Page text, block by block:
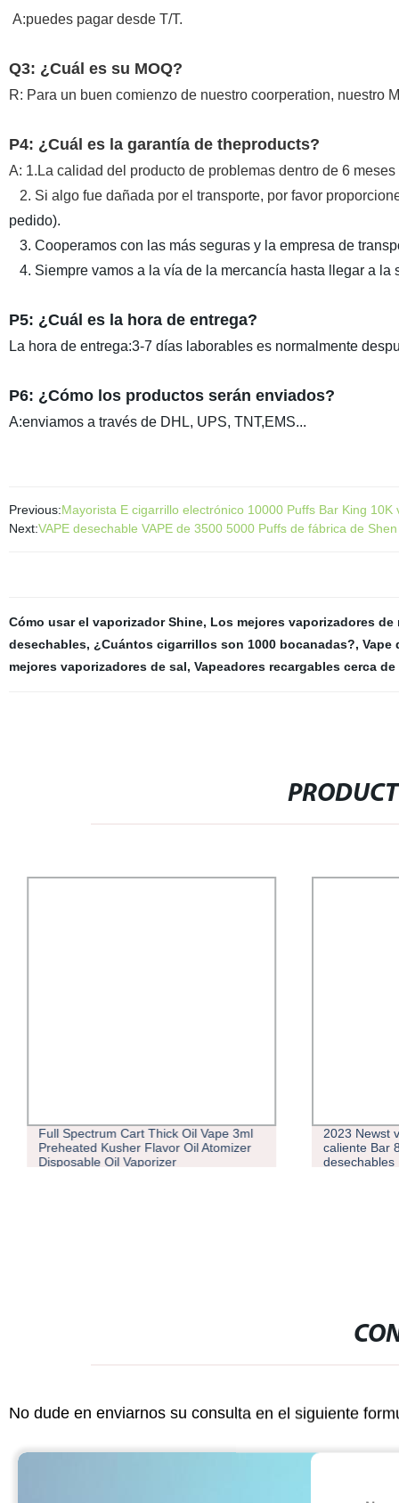
A:puedes pagar desde T/T.
Q3: ¿Cuál es su MOQ?
R: Para un buen comienzo de nuestro coorperation, nuestro
P4: ¿Cuál es la garantía de theproducts?
A: 1.La calidad del producto de problemas dentro de 6
2. Si algo fue dañada por el transporte, por favor
pedido).
3. Cooperamos con las más seguras y la empresa de
4. Siempre vamos a la vía de la mercancía hasta llegar a la
P5: ¿Cuál es la hora de entrega?
La hora de entrega:3-7 días laborables es normalmente
P6: ¿Cómo los productos serán enviados?
A:enviamos a través de DHL, UPS, TNT,EMS...
Previous:Mayorista E cigarrillo electrónico 10000 Puffs Bar King
Next:VAPE desechable VAPE de 3500 5000 Puffs de fábrica de
Cómo usar el vaporizador Shine, Los mejores vaporizadores
desechables, ¿Cuántos cigarrillos son 1000 bocanadas?, Vape
mejores vaporizadores de sal, Vapeadores recargables cerca de
Full Spectrum Cart Thick Oil Vape 3ml
Preheated Kusher Flavor Oil Atomizer
Disposable Oil Vaporizer
2023 Newst
caliente Bar
desechables
No dude en enviarnos su consulta en el siguiente